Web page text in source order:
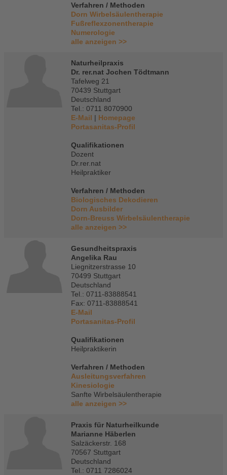
Verfahren / Methoden
Dorn Wirbelsäulentherapie
Fußreflexzonentherapie
Numerologie
alle anzeigen >>
Naturheilpraxis
Dr. rer.nat Jochen Tödtmann
Tafelweg 21
70439 Stuttgart
Deutschland
Tel.: 0711 8070900
E-Mail | Homepage
Portasanitas-Profil
Qualifikationen
Dozent
Dr.rer.nat
Heilpraktiker
Verfahren / Methoden
Biologisches Dekodieren
Dorn Ausbilder
Dorn-Breuss Wirbelsäulentherapie
alle anzeigen >>
Gesundheitspraxis
Angelika Rau
Liegnitzerstrasse 10
70499 Stuttgart
Deutschland
Tel.: 0711-83888541
Fax: 0711-83888541
E-Mail
Portasanitas-Profil
Qualifikationen
Heilpraktikerin
Verfahren / Methoden
Ausleitungsverfahren
Kinesiologie
Sanfte Wirbelsäulentherapie
alle anzeigen >>
Praxis für Naturheilkunde
Marianne Häberlen
Salzäckerstr. 168
70567 Stuttgart
Deutschland
Tel.: 0711 7286024